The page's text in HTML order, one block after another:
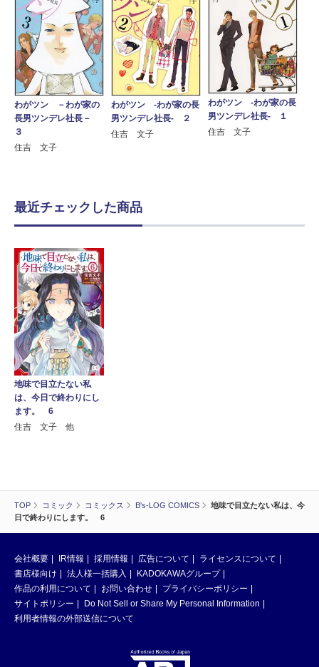
TOP コミック コミックス B's-LOG COMICS
地味で目立たない私は、今
日で終わりにします。 6
わがツン －わが家の
長男ツンデレ社長－
３
住吉 文子
わがツン ‐わが家の長
男ツンデレ社長‐ ２
住吉 文子
わがツン ‐わが家の長
男ツンデレ社長‐ １
住吉 文子
最近チェックした商品
地味で目立たない私
は、今日で終わりにし
ます。 6
住吉 文子 他
会社概要 IR情報 採用情報 広告について
ライセンスについて
書店様向け
法人様一括購入
KADOKAWAグループ
作品の利用について
お問い合わせ
プライバシーポリシー
サイトポリシー
Do Not Sell or Share My Personal Information
利用者情報の外部送信について